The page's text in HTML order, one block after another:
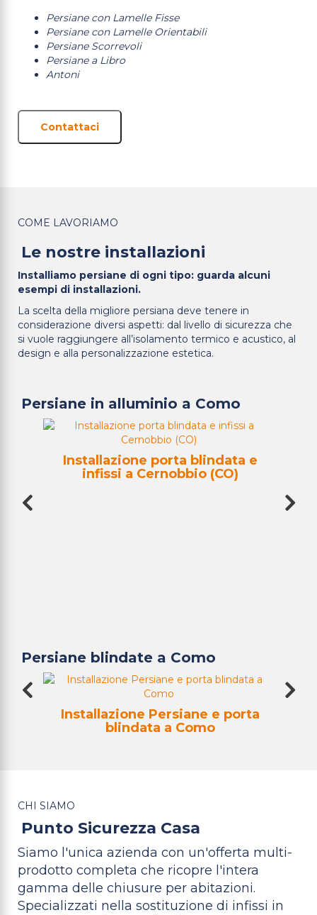
Persiane con Lamelle Fisse
Persiane con Lamelle Orientabili
Persiane Scorrevoli
Persiane a Libro
Antoni
Contattaci
COME LAVORIAMO
Le nostre installazioni
Installiamo persiane di ogni tipo: guarda alcuni
esempi di installazioni.
La scelta della migliore persiana deve tenere in
considerazione diversi aspetti: dal livello di sicurezza che
si vuole raggiungere all’isolamento termico e acustico, al
design e alla personalizzazione estetica.
Persiane in alluminio a Como
Installazione porta blindata e
infissi a Cernobbio (CO)
Persiane blindate a Como
Installazione Persiane e porta
blindata a Como
CHI SIAMO
Punto Sicurezza Casa
Siamo l'unica azienda con un'offerta multi-
prodotto completa che ricopre l'intera
gamma delle chiusure per abitazioni.
Specializzati nella sostituzione di infissi in